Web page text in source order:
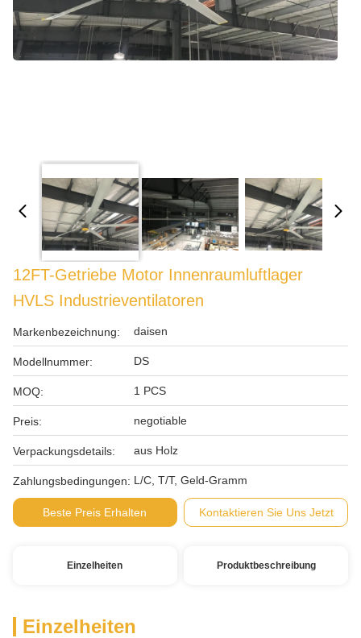
12FT-Getriebe Motor Innenraumluftlager
HVLS Industrieventilatoren
Markenbezeichnung: daisen
Modellnummer: DS
MOQ: 1 PCS
Preis: negotiable
Verpackungsdetails: aus Holz
Zahlungsbedingungen: L/C, T/T, Geld-Gramm
Beste Preis Erhalten Kontaktieren Sie Uns Jetzt
Einzelheiten Produktbeschreibung
Einzelheiten